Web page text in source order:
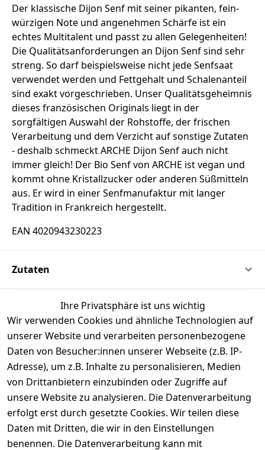
Der klassische Dijon Senf mit seiner pikanten, fein-
würzigen Note und angenehmen Schärfe ist ein
echtes Multitalent und passt zu allen Gelegenheiten!
Die Qualitätsanforderungen an Dijon Senf sind sehr
streng. So darf beispielsweise nicht jede Senfsaat
verwendet werden und Fettgehalt und Schalenanteil
sind exakt vorgeschrieben. Unser Qualitätsgeheimnis
dieses französischen Originals liegt in der
sorgfältigen Auswahl der Rohstoffe, der frischen
Verarbeitung und dem Verzicht auf sonstige Zutaten
- deshalb schmeckt ARCHE Dijon Senf auch nicht
immer gleich! Der Bio Senf von ARCHE ist vegan und
kommt ohne Kristallzucker oder anderen Süßmitteln
aus. Er wird in einer Senfmanufaktur mit langer
Tradition in Frankreich hergestellt.
EAN 4020943230223
Zutaten
Rechtliche Informationen
Ihre Privatsphäre ist uns wichtig
Wir verwenden Cookies und ähnliche Technologien auf
unserer Website und verarbeiten personenbezogene
Daten von Besucher:innen unserer Webseite (z.B. IP-
Adresse), um z.B. Inhalte zu personalisieren, Medien
von Drittanbietern einzubinden oder Zugriffe auf
unsere Website zu analysieren. Die Datenverarbeitung
erfolgt erst durch gesetzte Cookies. Wir teilen diese
Daten mit Dritten, die wir in den Einstellungen
benennen. Die Datenverarbeitung kann mit